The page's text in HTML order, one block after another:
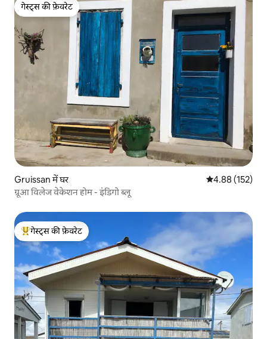
गेस्ट्स की फ़ेवरेट
गेस्ट्स की फ़ेवरेट
Gruissan में घर औसत रेटिंग 5 में से
4.88 (152)
ग्रूआ विलेज वेकेशन होम - इंडिगो ब्लू
गेस्ट्स का टॉप फ़ेवरेट
गेस्ट्स की फ़ेवरेट